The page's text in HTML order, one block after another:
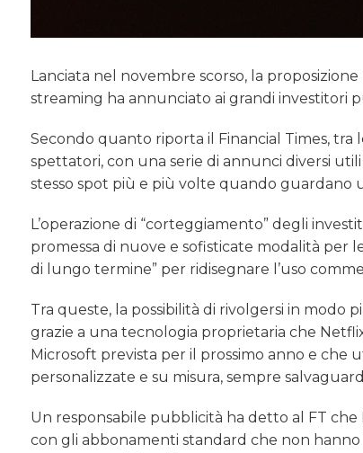
Lanciata nel novembre scorso, la
streaming ha annunciato ai grandi investitori
Secondo quanto riporta il Financial Times,
spettatori, con una serie di annunci diversi
stesso spot più e più volte quando guardano
L’operazione di “corteggiamento” degli
promessa di nuove e sofisticate modalità per
di lungo termine” per ridisegnare l’uso
Tra queste, la possibilità di rivolgersi in modo
grazie a una tecnologia proprietaria che
Microsoft prevista per il prossimo anno e
personalizzate e su misura, sempre
Un responsabile pubblicità ha detto al FT
con gli abbonamenti standard che non